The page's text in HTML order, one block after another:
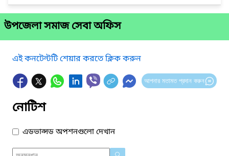
উপজেলা সমাজ সেবা অফিস
এই কনটেন্টটি শেয়ার করতে ক্লিক করুন
আপনার মতামত প্রদান করুন
নোটিশ
এডভান্সড অপশনগুলো দেখান